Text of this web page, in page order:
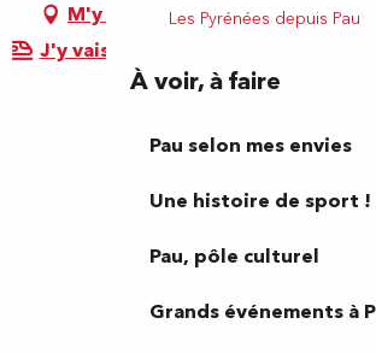
Les Pyrénées depuis Pau
À voir, à faire
Pau selon mes envies
Une histoire de sport !
Pau, pôle culturel
Grands événements à
M'y rendre
J'y vais en train !